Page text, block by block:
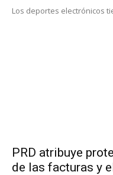
Los deportes electrónicos
PRD atribuye
de las facturas y